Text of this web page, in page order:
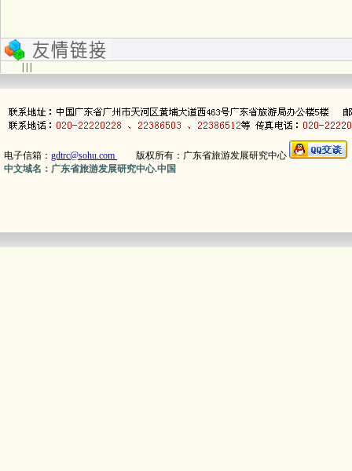
电子信箱： gdtrc@sohu.com 版权所有：广东省旅游发展研究中心
中文域名：广东省旅游发展研究中心.中国